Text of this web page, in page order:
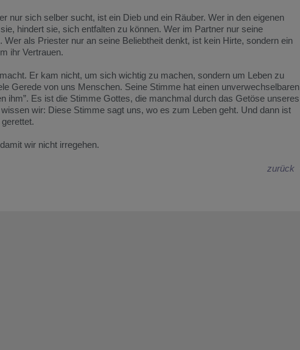
nur sich selber sucht, ist ein Dieb und ein Räuber. Wer in den eigenen
hindert sie, sich entfalten zu können. Wer im Partner nur seine
als Priester nur an seine Beliebtheit denkt, ist kein Hirte, sondern ein
ihr Vertrauen.
Er kam nicht, um sich wichtig zu machen, sondern um Leben zu
Gerede von uns Menschen. Seine Stimme hat einen unverwechselbaren
ihm”. Es ist die Stimme Gottes, die manchmal durch das Getöse unseres
wir: Diese Stimme sagt uns, wo es zum Leben geht. Und dann ist
wir nicht irregehen.
zurück